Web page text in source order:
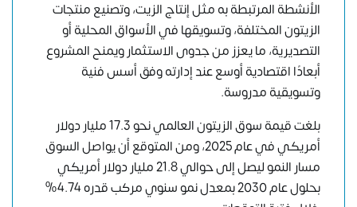
الأنشطة المرتبطة به مثل إنتاج الزيت، وتصنيع منتجات
الزيتون المختلفة، وتسويقها في الأسواق المحلية أو
التصديرية، ما يعزز من جدوى الاستثمار ويمنح المشروع
أبعادًا اقتصادية أوسع عند إدارته وفق أسس فنية
وتسويقية مدروسة.
بلغت قيمة سوق الزيتون العالمي نحو 17.3 مليار دولار
أمريكي في عام 2025، ومن المتوقع أن يواصل السوق
مسار النمو ليصل إلى حوالي 21.8 مليار دولار أمريكي
بحلول عام 2030 بمعدل نمو سنوي مركب قدره 4.74%